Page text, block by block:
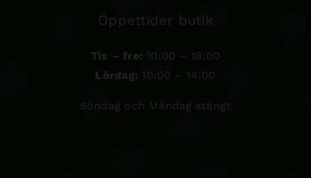
Öppettider butik
Tis – fre: 10:00 – 18:00
Lördag: 10:00 – 14:00
Söndag och Måndag stängt